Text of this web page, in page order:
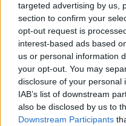
targeted advertising by us,
section to confirm your
opt-out request is
interest-based ads based
us or personal information
your opt-out. You may
disclosure of your personal
IAB’s list of downstream
also be disclosed by us to
Downstream Participants